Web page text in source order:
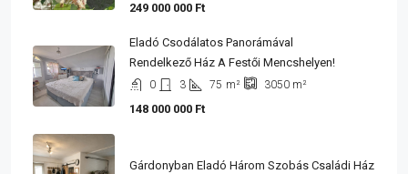
249 000 000 Ft
Eladó Csodálatos Panorámával
Rendelkező Ház A Festői Mencshelyen!
0 3 75 m² 3050 m²
148 000 000 Ft
Gárdonyban Eladó Három Szobás Családi Ház